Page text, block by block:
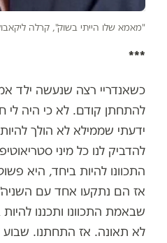
"מאמא שלו הייתי בשוק", קרלה
***
כשאנדריי רצה שנעשה ילד
להתחתן קודם. לא כי היה לי
ידעתי שממילא לא הולך
להדביק לנו כל מיני
התכוונו להיות ביחד, היא
אז הם נתקעו אחד עם
שבאמת התכוונו ותכננו
לא תאונה. אז התחתנו.